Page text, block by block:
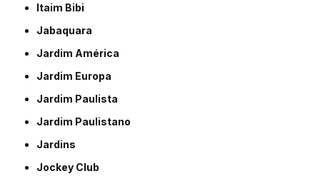
Itaim Bibi
Jabaquara
Jardim América
Jardim Europa
Jardim Paulista
Jardim Paulistano
Jardins
Jockey Club